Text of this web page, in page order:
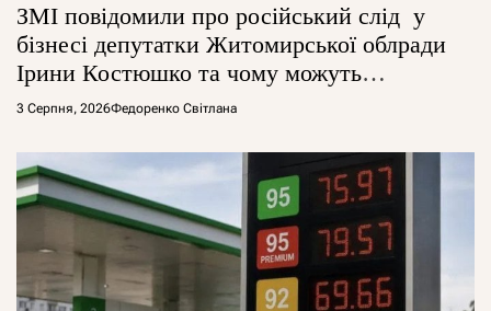
ЗМІ повідомили про російський слід у
бізнесі депутатки Житомирської облради
Ірини Костюшко та чому можуть
арештувати її активи
3 Серпня, 2026Федоренко Світлана